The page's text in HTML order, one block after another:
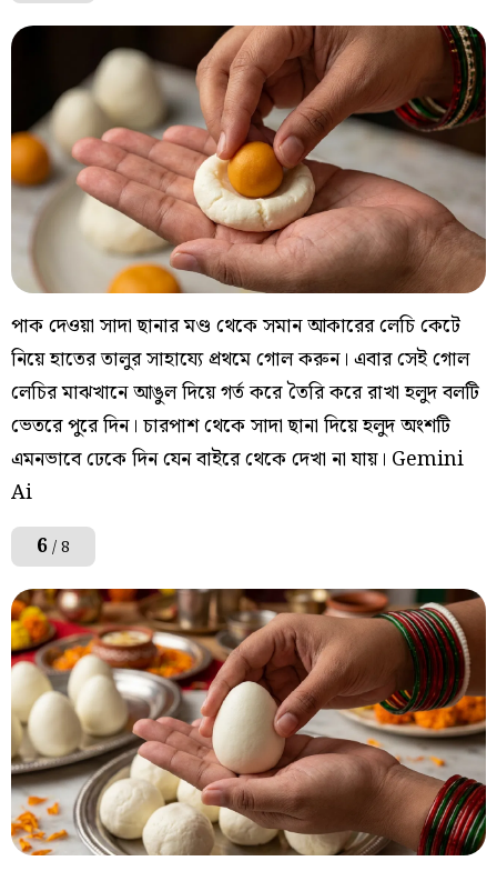
পাক দেওয়া সাদা ছানার মণ্ড থেকে সমান আকারের লেচি কেটে
নিয়ে হাতের তালুর সাহায্যে প্রথমে গোল করুন। এবার সেই গোল
লেচির মাঝখানে আঙুল দিয়ে গর্ত করে তৈরি করে রাখা হলুদ বলটি
ভেতরে পুরে দিন। চারপাশ থেকে সাদা ছানা দিয়ে হলুদ অংশটি
এমনভাবে ঢেকে দিন যেন বাইরে থেকে দেখা না যায়। Gemini
Ai
6/ 8